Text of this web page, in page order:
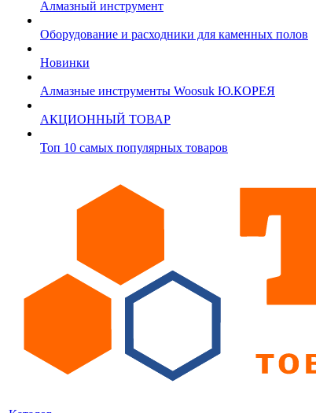
Алмазный инструмент
Оборудование и расходники для каменных полов
Новинки
Алмазные инструменты Woosuk Ю.КОРЕЯ
АКЦИОННЫЙ ТОВАР
Топ 10 самых популярных товаров